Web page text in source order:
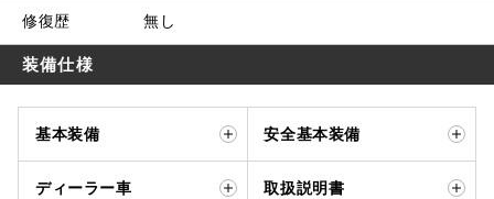
修復歴 無し
装備仕様
基本装備 安全基本装備
ディーラー車 取扱説明書